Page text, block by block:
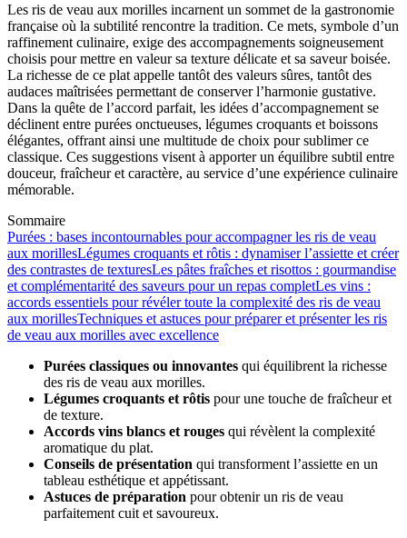
Les ris de veau aux morilles incarnent un sommet de la gastronomie
française où la subtilité rencontre la tradition. Ce mets, symbole d’un
raffinement culinaire, exige des accompagnements soigneusement
choisis pour mettre en valeur sa texture délicate et sa saveur boisée.
La richesse de ce plat appelle tantôt des valeurs sûres, tantôt des
audaces maîtrisées permettant de conserver l’harmonie gustative.
Dans la quête de l’accord parfait, les idées d’accompagnement se
déclinent entre purées onctueuses, légumes croquants et boissons
élégantes, offrant ainsi une multitude de choix pour sublimer ce
classique. Ces suggestions visent à apporter un équilibre subtil entre
douceur, fraîcheur et caractère, au service d’une expérience culinaire
mémorable.
Sommaire
Purées : bases incontournables pour accompagner les ris de veau
aux morillesLégumes croquants et rôtis : dynamiser l’assiette et créer
des contrastes de texturesLes pâtes fraîches et risottos : gourmandise
et complémentarité des saveurs pour un repas completLes vins :
accords essentiels pour révéler toute la complexité des ris de veau
aux morillesTechniques et astuces pour préparer et présenter les ris
de veau aux morilles avec excellence
Purées classiques ou innovantes qui équilibrent la richesse
des ris de veau aux morilles.
Légumes croquants et rôtis pour une touche de fraîcheur et
de texture.
Accords vins blancs et rouges qui révèlent la complexité
aromatique du plat.
Conseils de présentation qui transforment l’assiette en un
tableau esthétique et appétissant.
Astuces de préparation pour obtenir un ris de veau
parfaitement cuit et savoureux.